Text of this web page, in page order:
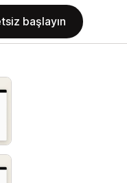
başlayın